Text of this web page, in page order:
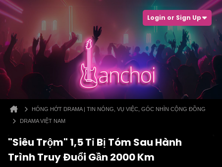
Login or Sign Up
HÓNG HỚT DRAMA | TIN NÓNG, VỤ VIỆC, GÓC NHÌN CỘNG ĐỒNG
DRAMA VIỆT NAM
"Siêu Trộm" 1,5 Tỉ Bị Tóm Sau Hành
Trình Truy Đuổi Gần 2000 Km